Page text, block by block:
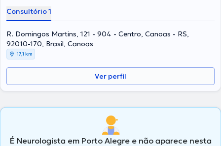
Consultório 1
R. Domingos Martins, 121 - 904 - Centro, Canoas - RS,
92010-170, Brasil, Canoas
17,1 km
Ver perfil
É Neurologista em Porto Alegre e não aparece nesta